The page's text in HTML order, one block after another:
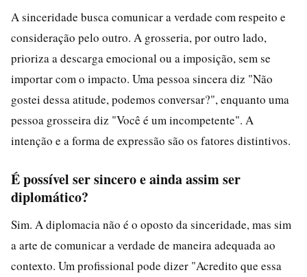
A sinceridade busca comunicar a verdade com respeito e
consideração pelo outro. A grosseria, por outro lado,
prioriza a descarga emocional ou a imposição, sem se
importar com o impacto. Uma pessoa sincera diz "Não
gostei dessa atitude, podemos conversar?", enquanto uma
pessoa grosseira diz "Você é um incompetente". A
intenção e a forma de expressão são os fatores distintivos.
É possível ser sincero e ainda assim ser
diplomático?
Sim. A diplomacia não é o oposto da sinceridade, mas sim
a arte de comunicar a verdade de maneira adequada ao
contexto. Um profissional pode dizer "Acredito que essa